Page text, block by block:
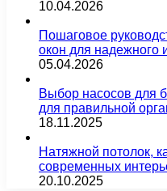
10.04.2026
Пошаговое
окон для надежного
05.04.2026
Выбор насосов для
для правильной
18.11.2025
Натяжной потолок,
современных
20.10.2025